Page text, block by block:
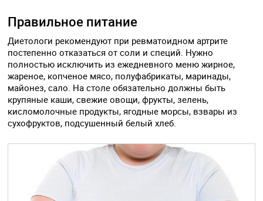
Правильное питание
Диетологи рекомендуют при ревматоидном артрите
постепенно отказаться от соли и специй. Нужно
полностью исключить из ежедневного меню жирное,
жареное, копченое мясо, полуфабрикаты, маринады,
майонез, сало. На столе обязательно должны быть
крупяные каши, свежие овощи, фрукты, зелень,
кисломолочные продукты, ягодные морсы, взвары из
сухофруктов, подсушенный белый хлеб.